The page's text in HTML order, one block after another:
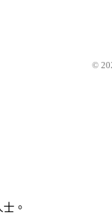
©
。